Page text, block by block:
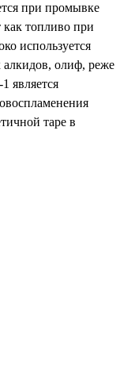
при промывке
топливо при
используется
алкидов, олиф, реже
является
таре в